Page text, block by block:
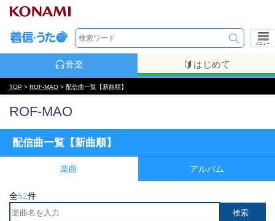
メニュー
音楽 はじめて
TOP > ROF-MAO > 配信曲一覧【新曲順】
ROF-MAO
配信曲一覧【新曲順】
楽曲 アルバム
全52件